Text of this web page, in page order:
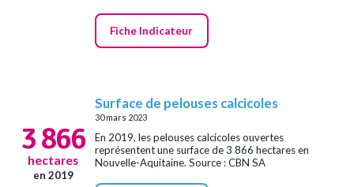
Fiche Indicateur
3 866
hectares
en 2019
Surface de pelouses calcicoles
30 mars 2023
En 2019, les pelouses calcicoles ouvertes
représentent une surface de 3 866 hectares en
Nouvelle-Aquitaine. Source : CBN SA